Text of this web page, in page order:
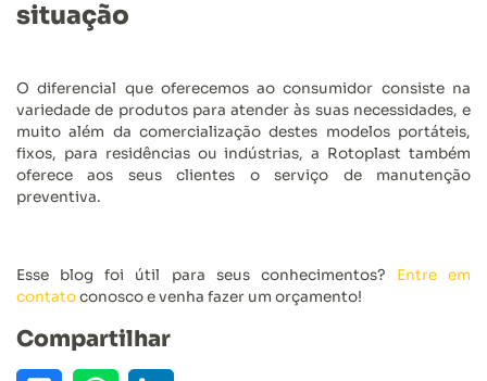
situação
O diferencial que oferecemos ao consumidor consiste na
variedade de produtos para atender às suas necessidades, e
muito além da comercialização destes modelos portáteis,
fixos, para residências ou indústrias, a Rotoplast também
oferece aos seus clientes o serviço de manutenção
preventiva.
Esse blog foi útil para seus conhecimentos? Entre em
contatoconosco e venha fazer um orçamento!
Compartilhar